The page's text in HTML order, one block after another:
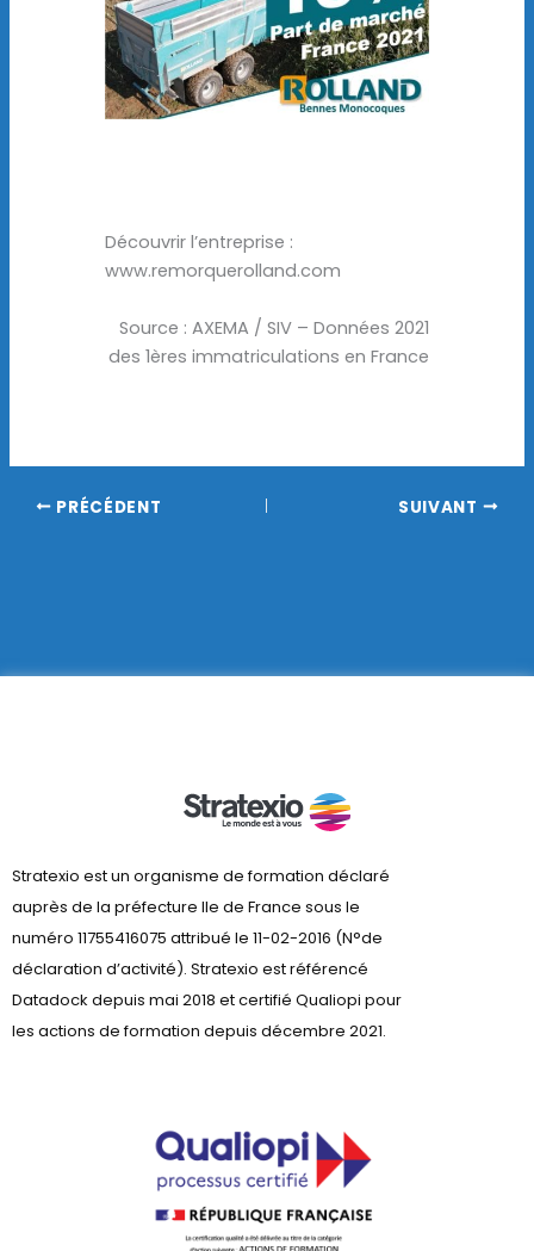
Découvrir l’entreprise :
www.remorquerolland.com
Source : AXEMA / SIV – Données 2021
des 1ères immatriculations en France
PRÉCÉDENT SUIVANT
Stratexio est un organisme de formation déclaré
auprès de la préfecture lle de France sous le
numéro 11755416075 attribué le 11-02-2016 (N°de
déclaration d’activité). Stratexio est référencé
Datadock depuis mai 2018 et certifié Qualiopi pour
les actions de formation depuis décembre 2021.